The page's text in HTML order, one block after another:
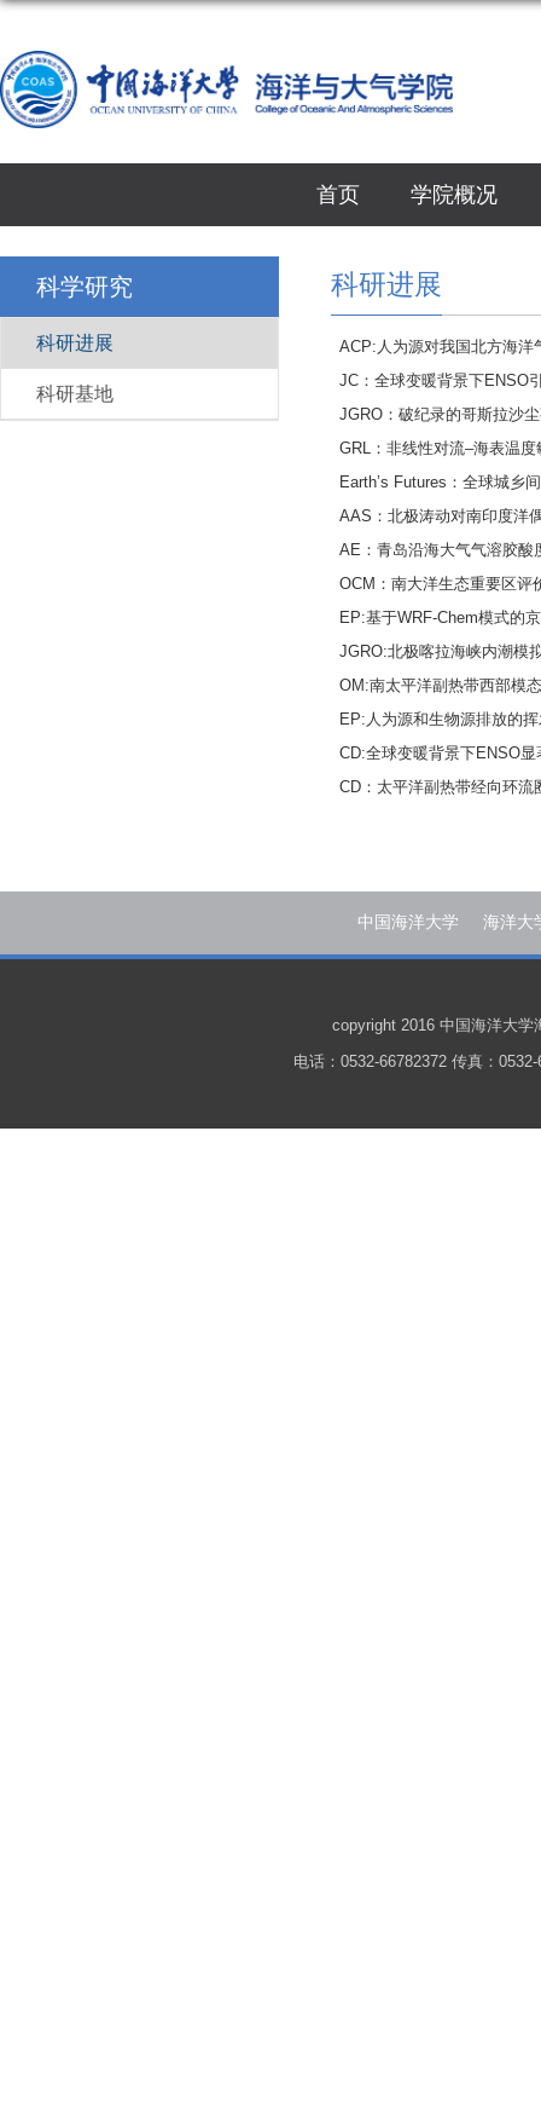
首页 学院概况
科学研究
科研进展
科研基地
科研进展
ACP:人为源对我国北方海洋
JC：全球变暖背景下ENSO
JGRO：破纪录的哥斯拉沙
GRL：非线性对流–海表温
Earth’s Futures：全球城乡
AAS：北极涛动对南印度洋
AE：青岛沿海大气气溶胶酸
OCM：南大洋生态重要区评
EP:基于WRF-Chem模式的
JGRO:北极喀拉海峡内潮模
OM:南太平洋副热带西部模
EP:人为源和生物源排放的
CD:全球变暖背景下ENSO
CD：太平洋副热带经向环
中国海洋大学 海洋大
copyright 2016 中国海洋大学
电话：0532-66782372 传真：